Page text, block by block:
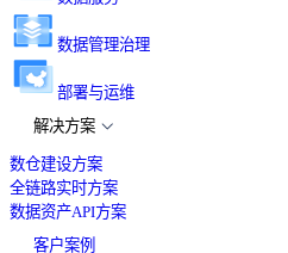
数据管理治理
部署与运维
解决方案
数仓建设方案
全链路实时方案
数据资产API方案
客户案例